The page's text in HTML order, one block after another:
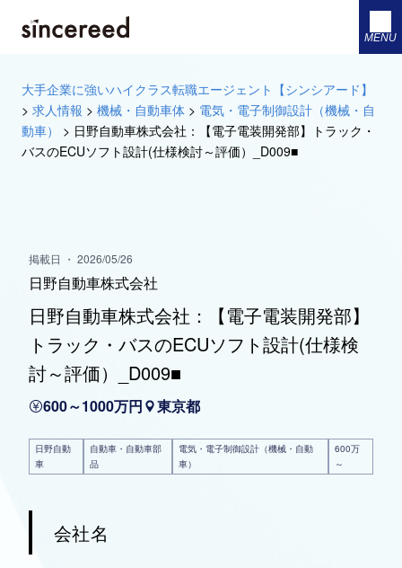
MENU
大手企業に強いハイクラス転職エージェント【シンシアード】
> 求人情報 > 機械・自動車体 > 電気・電子制御設計（機械・自
動車）
> 日野自動車株式会社：【電子電装開発部】トラック・
バスのECUソフト設計(仕様検討～評価）_D009■
掲載日 ・ 2026/05/26
日野自動車株式会社
日野自動車株式会社：【電子電装開発部】
トラック・バスのECUソフト設計(仕様検
討～評価）_D009■
600～1000万円 東京都
日野自動
車
自動車・自動車部
品
電気・電子制御設計（機械・自動
車）
600万
～
会社名